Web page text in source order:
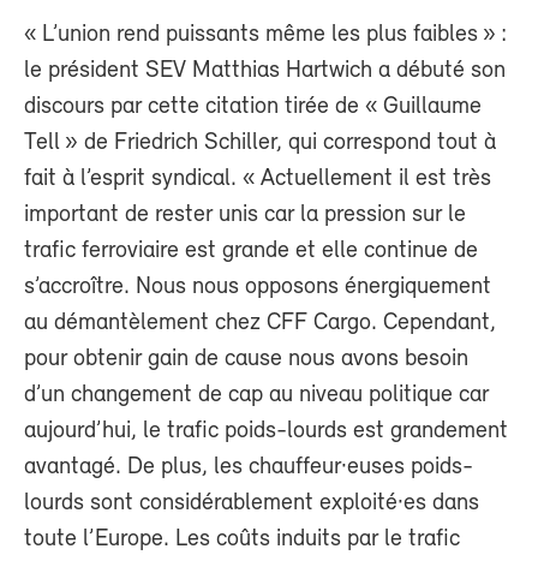
« L’union rend puissants même les plus faibles » :
le président SEV Matthias Hartwich a débuté son
discours par cette citation tirée de « Guillaume
Tell » de Friedrich Schiller, qui correspond tout à
fait à l’esprit syndical. « Actuellement il est très
important de rester unis car la pression sur le
trafic ferroviaire est grande et elle continue de
s’accroître. Nous nous opposons énergiquement
au démantèlement chez CFF Cargo. Cependant,
pour obtenir gain de cause nous avons besoin
d’un changement de cap au niveau politique car
aujourd’hui, le trafic poids-lourds est grandement
avantagé. De plus, les chauffeur·euses poids-
lourds sont considérablement exploité·es dans
toute l’Europe. Les coûts induits par le trafic